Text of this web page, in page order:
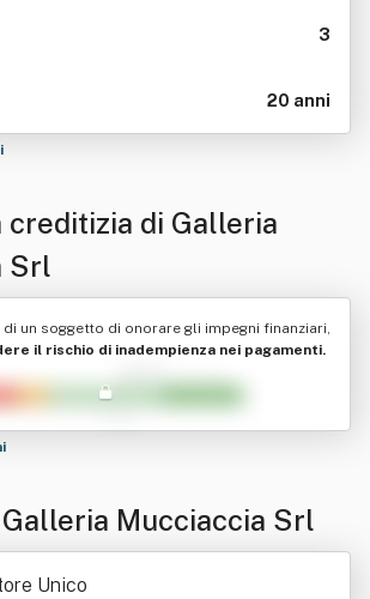
3
20 anni
di Galleria
Srl
un soggetto di onorare gli impegni finanziari,
il rischio di inadempienza nei pagamenti.
Mucciaccia Srl
Unico